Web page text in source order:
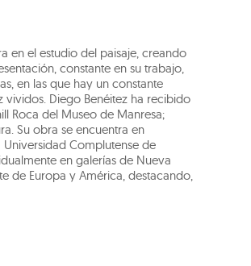
en el estudio del paisaje, creando
constante en su trabajo,
en las que hay un constante
Diego Benéitez ha recibido
Roca del Museo de Manresa;
Su obra se encuentra en
Universidad Complutense de
en galerías de Nueva
de Europa y América, destacando,